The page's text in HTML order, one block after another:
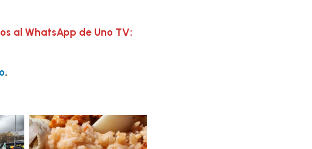
al WhatsApp de Uno TV:
.